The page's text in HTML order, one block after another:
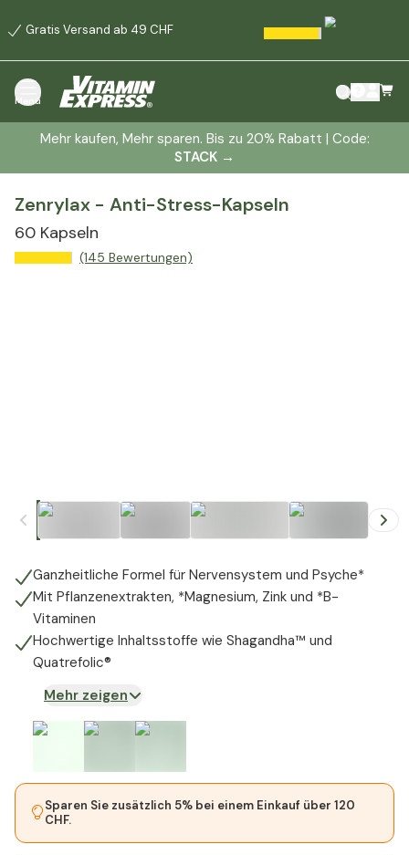
Gratis Versand ab 49 CHF
Menü
Mehr kaufen, Mehr sparen. Bis zu 20% Rabatt | Code:
STACK →
Zenrylax - Anti-Stress-Kapseln
60 Kapseln
(145 Bewertungen)
Ganzheitliche Formel für Nervensystem und Psyche*
Mit Pflanzenextrakten, *Magnesium, Zink und *B-
Vitaminen
Hochwertige Inhaltsstoffe wie Shagandha™ und
Quatrefolic®
Mehr zeigen
Sparen Sie zusätzlich 5% bei einem Einkauf über 120
CHF.